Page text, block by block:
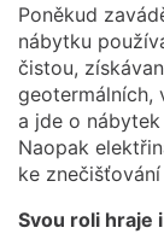
Poněkud
nábytku
čistou,
geotermálních,
a jde o
Naopak
ke
Svou roli hraje